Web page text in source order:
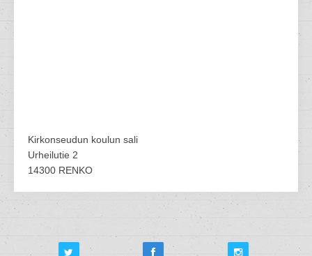
Kirkonseudun koulun sali
Urheilutie 2
14300 RENKO